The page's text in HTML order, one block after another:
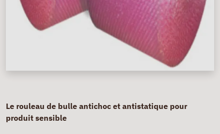
Le rouleau de bulle antichoc et antistatique pour
produit sensible